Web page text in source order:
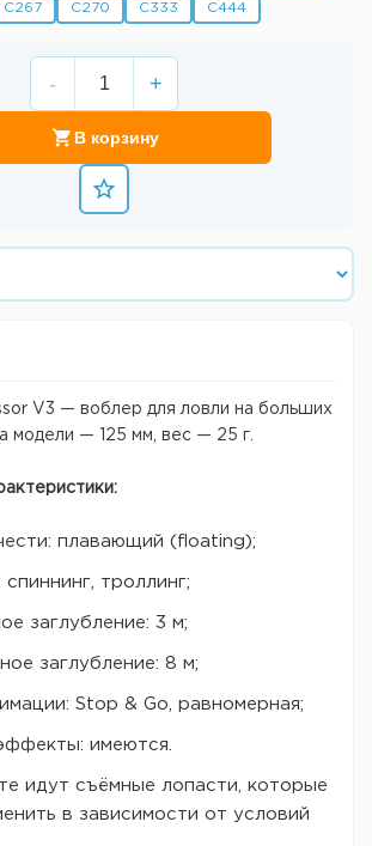
C267 C270 C333 C444
- +
В корзину
V3 — воблер для ловли на больших
модели — 125 мм, вес — 25 г.
плавающий (floating);
троллинг;
заглубление: 3 м;
заглубление: 8 м;
Stop & Go, равномерная;
имеются.
идут съёмные лопасти, которые
в зависимости от условий